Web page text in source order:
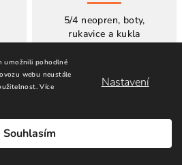
umožnili pohodlné
webu neustále
Více
Nastavení
Souhlasím
5/4 neopren, boty,
rukavice a kukla